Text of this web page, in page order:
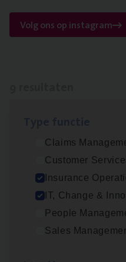
Volg ons op instagram
Claims
Customer
Insurance
IT, Change &
People
Sales
Test Ana­lyst
IT, Change & Innovation
Antwerpen